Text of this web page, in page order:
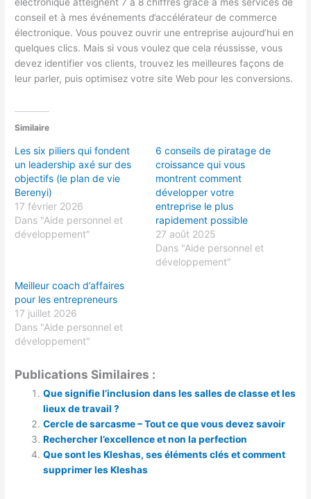
conseil et à mes événements d’accélérateur de commerce
électronique. Vous pouvez ouvrir une entreprise aujourd’hui en
quelques clics. Mais si vous voulez que cela réussisse, vous
devez identifier vos clients, trouvez les meilleures façons de
leur parler, puis optimisez votre site Web pour les conversions.
Similaire
Les six piliers qui fondent
un leadership axé sur des
objectifs (le plan de vie
Berenyi)
17 février 2026
Dans "Aide personnel et
développement"
6 conseils de piratage de
croissance qui vous
montrent comment
développer votre
entreprise le plus
rapidement possible
27 août 2025
Dans "Aide personnel et
développement"
Meilleur coach d’affaires
pour les entrepreneurs
17 juillet 2026
Dans "Aide personnel et
développement"
Publications Similaires :
Que signifie l’inclusion dans les salles de classe et les
lieux de travail ?
Cercle de sarcasme – Tout ce que vous devez savoir
Rechercher l’excellence et non la perfection
Que sont les Kleshas, ​​ses éléments clés et comment
supprimer les Kleshas